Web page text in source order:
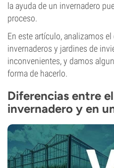
la ayuda de un invernadero
proceso.
En este artículo, analizamos
invernaderos y jardines de
inconvenientes, y damos
forma de hacerlo.
Diferencias entre
invernadero y en